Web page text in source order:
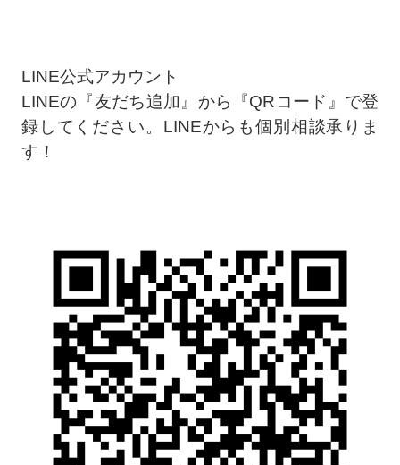
LINE公式アカウント
LINEの『友だち追加』から『QRコード』で登
録してください。LINEからも個別相談承りま
す！